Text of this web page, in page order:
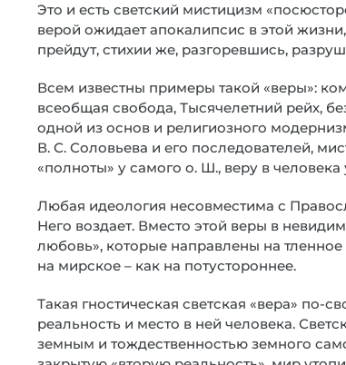
Это и есть светский мистицизм
верой ожидает апокалипсис в этой
прейдут, стихии же, разгоревшись,
Всем известны примеры такой «веры»:
всеобщая свобода, Тысячелетний рейх,
одной из основ и религиозного
В. С. Соловьева и его последователей,
«полноты» у самого о. Ш., веру в
Любая идеология несовместима с
Него воздает. Вместо этой веры в
любовь», которые направлены на
на мирское – как на потустороннее.
Такая гностическая светская «вера» по-
реальность и место в ней человека.
земным и тождественностью земного